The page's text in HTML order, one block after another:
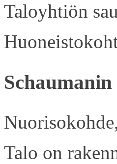
Taloyhtiön
Talo on